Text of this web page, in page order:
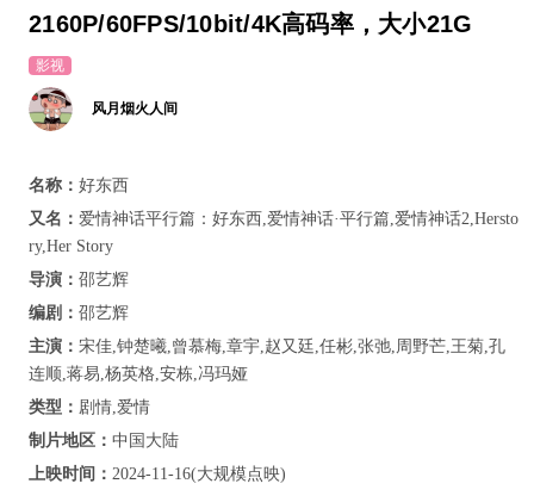
2160P/60FPS/10bit/4K高码率，大小21G
影视
风月烟火人间
名称： 好东西
又名： 爱情神话平行篇：好东西,爱情神话·平行篇,爱情神话2,Hersto
ry,Her Story
导演： 邵艺辉
编剧： 邵艺辉
主演： 宋佳,钟楚曦,曾慕梅,章宇,赵又廷,任彬,张弛,周野芒,王菊,孔
连顺,蒋易,杨英格,安栋,冯玛娅
类型： 剧情,爱情
制片地区： 中国大陆
上映时间： 2024-11-16(大规模点映)